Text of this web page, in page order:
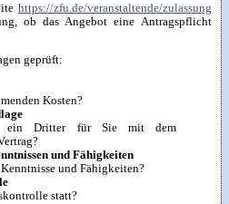
https://zfu.de/veranstaltende/zulassung
ob das Angebot eine Antragspflicht
geprüft:
Kosten?
ein Dritter für Sie mit dem
und Fä­hig­kei­ten
und Fähigkeiten?
statt?